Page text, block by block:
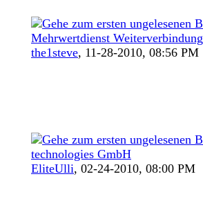
Mehrwertdienst Weiterverbindung
the1steve, 11-28-2010, 08:56 PM
technologies GmbH
EliteUlli, 02-24-2010, 08:00 PM